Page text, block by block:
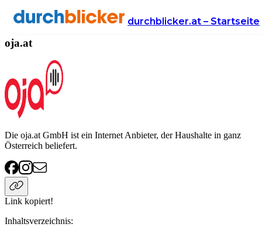
durchblicker.at – Startseite
Anbieter Handy & Internet oja.at
oja.at
Die oja.at GmbH ist ein Internet Anbieter, der Haushalte in ganz
Österreich beliefert.
Link kopiert!
Inhaltsverzeichnis: